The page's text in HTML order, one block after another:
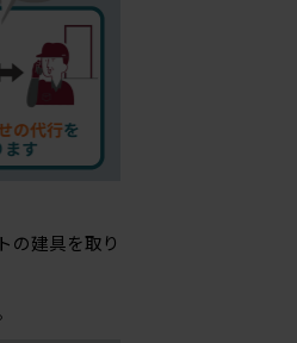
の建具を取り